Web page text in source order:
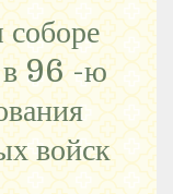
в 96 -ю
войск